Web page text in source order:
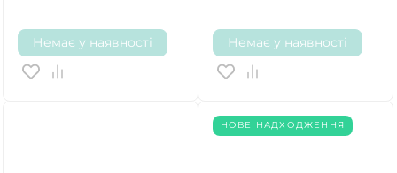
Немає у наявності Немає у наявності
НОВЕ НАДХОДЖЕННЯ